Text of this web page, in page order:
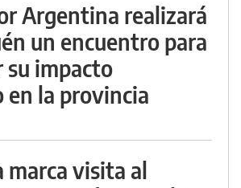
Argentina realizará
un encuentro para
impacto
en la provincia
marca visita al